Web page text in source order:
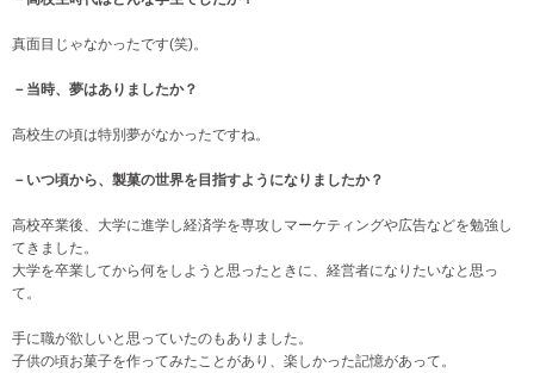
真面目じゃなかったです(笑)。
－当時、夢はありましたか？
高校生の頃は特別夢がなかったですね。
－いつ頃から、製菓の世界を目指すようになりましたか？
高校卒業後、大学に進学し経済学を専攻しマーケティングや広告などを勉強し
てきました。
大学を卒業してから何をしようと思ったときに、経営者になりたいなと思っ
て。
手に職が欲しいと思っていたのもありました。
子供の頃お菓子を作ってみたことがあり、楽しかった記憶があって。